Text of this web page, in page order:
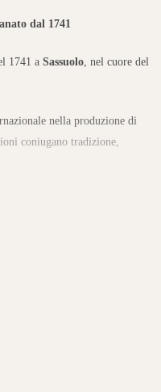
dal 1741
1741 a Sassuolo, nel cuore del
nella produzione di
coniugano tradizione,